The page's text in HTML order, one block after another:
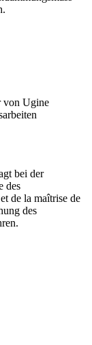
von Ugine
bei der
des
de la maîtrise de
des